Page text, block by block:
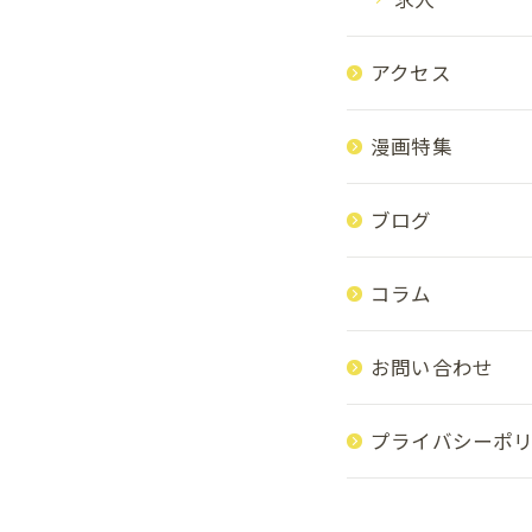
アクセス
漫画特集
ブログ
コラム
お問い合わせ
プライバシーポ